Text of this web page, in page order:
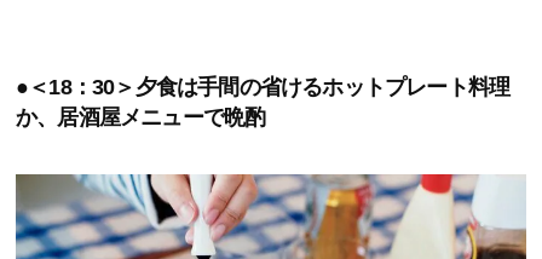
●＜18：30＞夕食は手間の省けるホットプレート料理
か、居酒屋メニューで晩酌